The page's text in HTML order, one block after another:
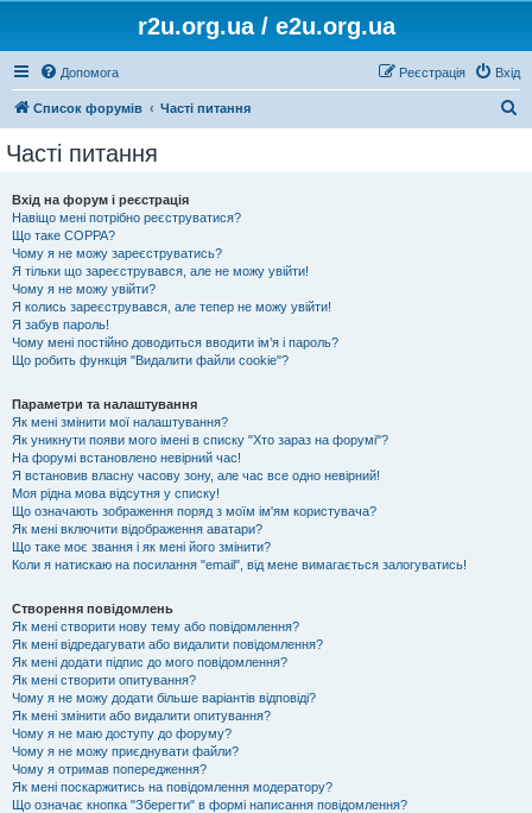
r2u.org.ua / e2u.org.ua
Допомога Вхід
Реєстрація
Список форумів Часті питання
Часті питання
Вхід на форум і реєстрація
Навіщо мені потрібно реєструватися?
Що таке COPPA?
Чому я не можу зареєструватись?
Я тільки що зареєструвався, але не можу увійти!
Чому я не можу увійти?
Я колись зареєструвався, але тепер не можу увійти!
Я забув пароль!
Чому мені постійно доводиться вводити ім’я і пароль?
Що робить функція "Видалити файли cookie"?
Параметри та налаштування
Як мені змінити мої налаштування?
Як уникнути появи мого імені в списку "Хто зараз на форумі"?
На форумі встановлено невірний час!
Я встановив власну часову зону, але час все одно невірний!
Моя рідна мова відсутня у списку!
Що означають зображення поряд з моїм ім'ям користувача?
Як мені включити відображення аватари?
Що таке моє звання і як мені його змінити?
Коли я натискаю на посилання "email", від мене вимагається залогуватись!
Створення повідомлень
Як мені створити нову тему або повідомлення?
Як мені відредагувати або видалити повідомлення?
Як мені додати підпис до мого повідомлення?
Як мені створити опитування?
Чому я не можу додати більше варіантів відповіді?
Як мені змінити або видалити опитування?
Чому я не маю доступу до форуму?
Чому я не можу приєднувати файли?
Чому я отримав попередження?
Як мені поскаржитись на повідомлення модератору?
Що означає кнопка "Зберегти" в формі написання повідомлення?